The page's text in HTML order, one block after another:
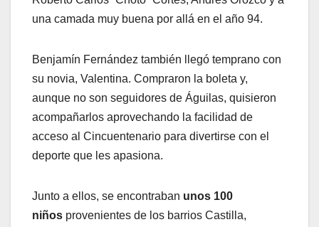
una camada muy buena por allá en el año 94.
Benjamín Fernández también llegó temprano con
su novia, Valentina. Compraron la boleta y,
aunque no son seguidores de Águilas, quisieron
acompañarlos aprovechando la facilidad de
acceso al Cincuentenario para divertirse con el
deporte que les apasiona.
Junto a ellos, se encontraban unos 100
niños provenientes de los barrios Castilla,